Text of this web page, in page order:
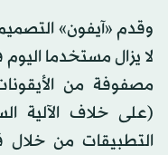
وقدم «آيفون»
لا يزال مستخدما
مصفوفة من
(على خلاف الآلية
التطبيقات من خلال